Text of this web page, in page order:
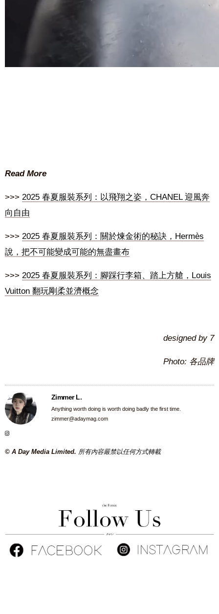
Read More
>>> 2025 春夏服裝系列：以飛翔之姿，CHANEL 迎風奔
向自由
>>> 2025 春夏服裝系列：關於煉金術的秘訣，Hermès
說，把不可能變成可能的無盡畫布
>>> 2025 春夏服裝系列：腳踩行李箱、踏上方艙，Louis
Vuitton 翻玩剛柔並濟概念
designed by 7
Photo: 各品牌
Zimmer L.
Anything worth doing is worth doing badly the first time.
zimmer@adaymag.com
© A Day Media Limited. 所有內容嚴禁以任何方式轉載